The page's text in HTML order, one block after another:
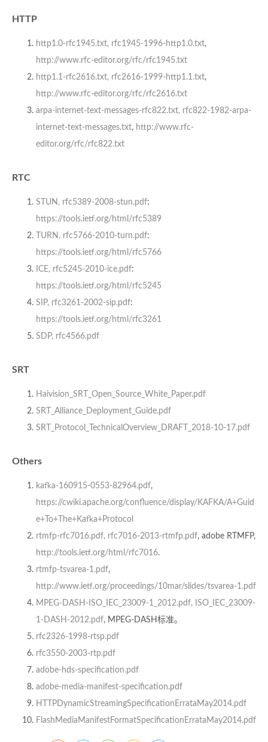
HTTP
http1.0-rfc1945.txt, rfc1945-1996-http1.0.txt,
http://www.rfc-editor.org/rfc/rfc1945.txt
http1.1-rfc2616.txt, rfc2616-1999-http1.1.txt,
http://www.rfc-editor.org/rfc/rfc2616.txt
arpa-internet-text-messages-rfc822.txt, rfc822-1982-arpa-
internet-text-messages.txt, http://www.rfc-
editor.org/rfc/rfc822.txt
RTC
STUN, rfc5389-2008-stun.pdf:
https://tools.ietf.org/html/rfc5389
TURN, rfc5766-2010-turn.pdf:
https://tools.ietf.org/html/rfc5766
ICE, rfc5245-2010-ice.pdf:
https://tools.ietf.org/html/rfc5245
SIP, rfc3261-2002-sip.pdf:
https://tools.ietf.org/html/rfc3261
SDP, rfc4566.pdf
SRT
Haivision_SRT_Open_Source_White_Paper.pdf
SRT_Alliance_Deployment_Guide.pdf
SRT_Protocol_TechnicalOverview_DRAFT_2018-10-17.pdf
Others
kafka-160915-0553-82964.pdf,
https://cwiki.apache.org/confluence/display/KAFKA/A+Guid
e+To+The+Kafka+Protocol
rtmfp-rfc7016.pdf, rfc7016-2013-rtmfp.pdf, adobe RTMFP,
http://tools.ietf.org/html/rfc7016.
rtmfp-tsvarea-1.pdf,
http://www.ietf.org/proceedings/10mar/slides/tsvarea-1.pdf
MPEG-DASH-ISO_IEC_23009-1_2012.pdf, ISO_IEC_23009-
1-DASH-2012.pdf, MPEG-DASH标准。
rfc2326-1998-rtsp.pdf
rfc3550-2003-rtp.pdf
adobe-hds-specification.pdf
adobe-media-manifest-specification.pdf
HTTPDynamicStreamingSpecificationErrataMay2014.pdf
FlashMediaManifestFormatSpecificationErrataMay2014.pdf